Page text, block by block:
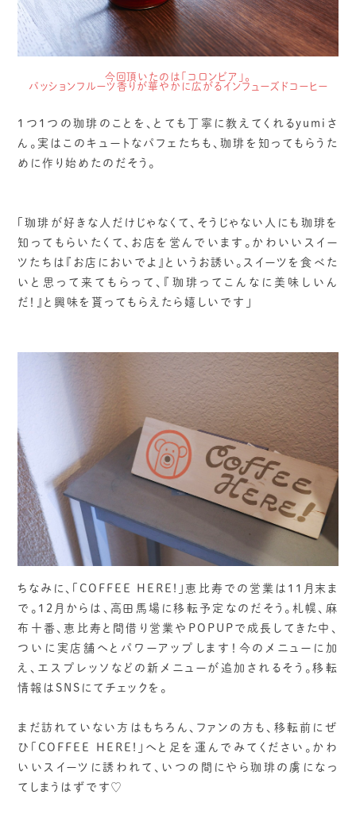
今回頂いたのは「コロンビア」。
パッションフルーツ香りが華やかに広がるインフューズドコーヒー
1つ1つの珈琲のことを、とても丁寧に教えてくれるyumiさ
ん。実はこのキュートなパフェたちも、珈琲を知ってもらうた
めに作り始めたのだそう。
「珈琲が好きな人だけじゃなくて、そうじゃない人にも珈琲を
知ってもらいたくて、お店を営んでいます。かわいいスイー
ツたちは『お店においでよ』というお誘い。スイーツを食べた
いと思って来てもらって、『珈琲ってこんなに美味しいん
だ！』と興味を貰ってもらえたら嬉しいです」
ちなみに、「COFFEE HERE!」恵比寿での営業は11月末ま
で。12月からは、高田馬場に移転予定なのだそう。札幌、麻
布十番、恵比寿と間借り営業やPOPUPで成長してきた中、
ついに実店舗へとパワーアップします！今のメニューに加
え、エスプレッソなどの新メニューが追加されるそう。移転
情報はSNSにてチェックを。
まだ訪れていない方はもちろん、ファンの方も、移転前にぜ
ひ「COFFEE HERE!」へと足を運んでみてください。かわ
いいスイーツに誘われて、いつの間にやら珈琲の虜になっ
てしまうはずです♡